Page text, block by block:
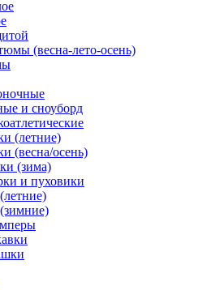
(весна-лето-осень)
и сноуборд
(летние)
(весна/осень)
(зима)
и пуховики